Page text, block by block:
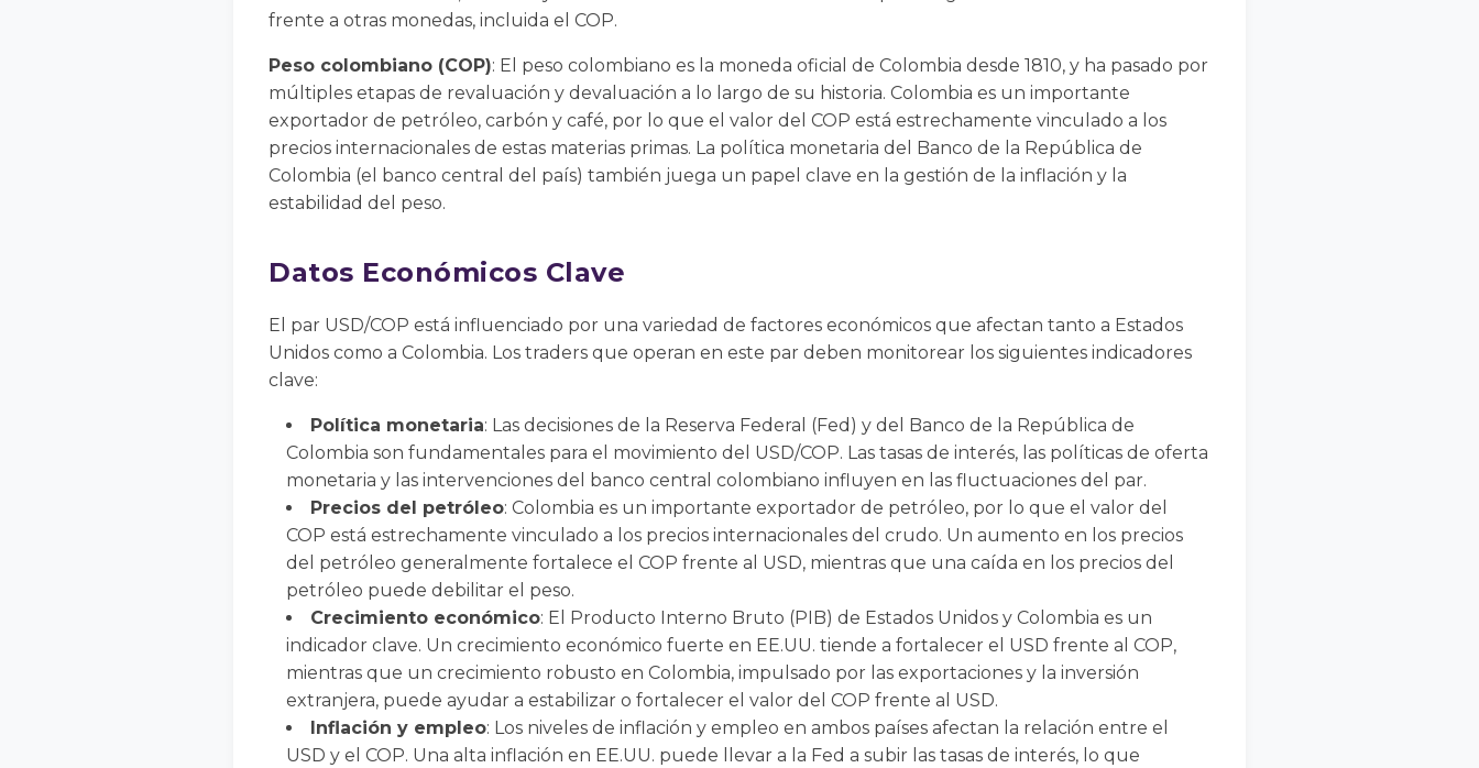
frente a otras monedas, incluida el COP.
Peso colombiano (COP): El peso colombiano es la moneda oficial de Colombia desde 1810, y ha pasado por
múltiples etapas de revaluación y devaluación a lo largo de su historia. Colombia es un importante
exportador de petróleo, carbón y café, por lo que el valor del COP está estrechamente vinculado a los
precios internacionales de estas materias primas. La política monetaria del Banco de la República de
Colombia (el banco central del país) también juega un papel clave en la gestión de la inflación y la
estabilidad del peso.
Datos Económicos Clave
El par USD/COP está influenciado por una variedad de factores económicos que afectan tanto a Estados
Unidos como a Colombia. Los traders que operan en este par deben monitorear los siguientes indicadores
clave:
Política monetaria: Las decisiones de la Reserva Federal (Fed) y del Banco de la República de
Colombia son fundamentales para el movimiento del USD/COP. Las tasas de interés, las políticas de oferta
monetaria y las intervenciones del banco central colombiano influyen en las fluctuaciones del par.
Precios del petróleo: Colombia es un importante exportador de petróleo, por lo que el valor del
COP está estrechamente vinculado a los precios internacionales del crudo. Un aumento en los precios
del petróleo generalmente fortalece el COP frente al USD, mientras que una caída en los precios del
petróleo puede debilitar el peso.
Crecimiento económico: El Producto Interno Bruto (PIB) de Estados Unidos y Colombia es un
indicador clave. Un crecimiento económico fuerte en EE.UU. tiende a fortalecer el USD frente al COP,
mientras que un crecimiento robusto en Colombia, impulsado por las exportaciones y la inversión
extranjera, puede ayudar a estabilizar o fortalecer el valor del COP frente al USD.
Inflación y empleo: Los niveles de inflación y empleo en ambos países afectan la relación entre el
USD y el COP. Una alta inflación en EE.UU. puede llevar a la Fed a subir las tasas de interés, lo que